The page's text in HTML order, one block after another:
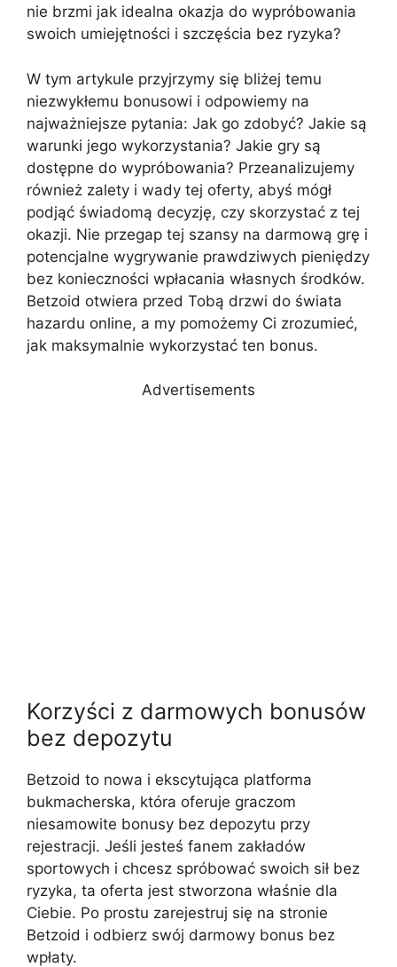
nie brzmi jak idealna okazja do wypróbowania
swoich umiejętności i szczęścia bez ryzyka?
W tym artykule przyjrzymy się bliżej temu
niezwykłemu bonusowi i odpowiemy na
najważniejsze pytania: Jak go zdobyć? Jakie są
warunki jego wykorzystania? Jakie gry są
dostępne do wypróbowania? Przeanalizujemy
również zalety i wady tej oferty, abyś mógł
podjąć świadomą decyzję, czy skorzystać z tej
okazji. Nie przegap tej szansy na darmową grę i
potencjalne wygrywanie prawdziwych pieniędzy
bez konieczności wpłacania własnych środków.
Betzoid otwiera przed Tobą drzwi do świata
hazardu online, a my pomożemy Ci zrozumieć,
jak maksymalnie wykorzystać ten bonus.
Advertisements
Korzyści z darmowych bonusów
bez depozytu
Betzoid to nowa i ekscytująca platforma
bukmacherska, która oferuje graczom
niesamowite bonusy bez depozytu przy
rejestracji. Jeśli jesteś fanem zakładów
sportowych i chcesz spróbować swoich sił bez
ryzyka, ta oferta jest stworzona właśnie dla
Ciebie. Po prostu zarejestruj się na stronie
Betzoid i odbierz swój darmowy bonus bez
wpłaty.